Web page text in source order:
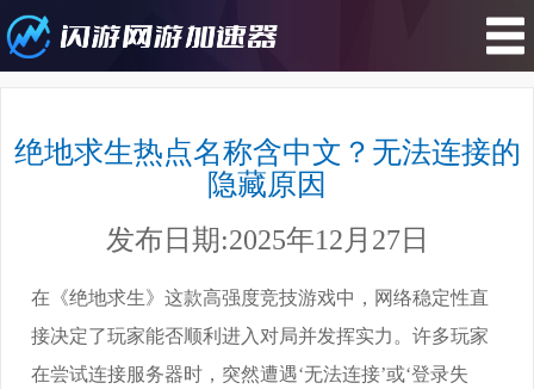
热点名称含中文？无法连接的隐藏原
绝地求生热点名称含中文？无法连接的
隐藏原因
发布日期:2025年12月27日
在《绝地求生》这款高强度竞技游戏中，网络稳定性直
接决定了玩家能否顺利进入对局并发挥实力。许多玩家
在尝试连接服务器时，突然遭遇‘无法连接’或‘登录失